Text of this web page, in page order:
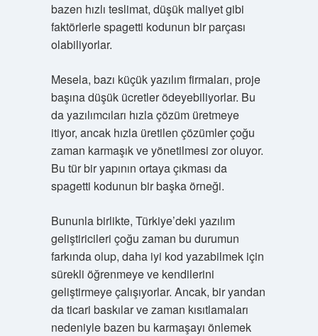
bazen hızlı teslimat, düşük maliyet gibi
faktörlerle spagetti kodunun bir parçası
olabiliyorlar.
Mesela, bazı küçük yazılım firmaları, proje
başına düşük ücretler ödeyebiliyorlar. Bu
da yazılımcıları hızla çözüm üretmeye
itiyor, ancak hızla üretilen çözümler çoğu
zaman karmaşık ve yönetilmesi zor oluyor.
Bu tür bir yapının ortaya çıkması da
spagetti kodunun bir başka örneği.
Bununla birlikte, Türkiye’deki yazılım
geliştiricileri çoğu zaman bu durumun
farkında olup, daha iyi kod yazabilmek için
sürekli öğrenmeye ve kendilerini
geliştirmeye çalışıyorlar. Ancak, bir yandan
da ticari baskılar ve zaman kısıtlamaları
nedeniyle bazen bu karmaşayı önlemek